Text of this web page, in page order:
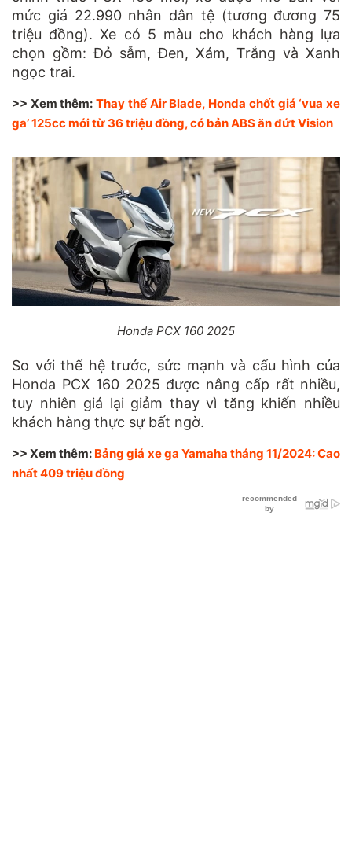
mức giá 22.990 nhân dân tệ (tương đương 75
triệu đồng). Xe có 5 màu cho khách hàng lựa
chọn gồm: Đỏ sẫm, Đen, Xám, Trắng và Xanh
ngọc trai.
>> Xem thêm:Thay thế Air Blade, Honda chốt giá ‘vua xe
ga’ 125cc mới từ 36 triệu đồng, có bản ABS ăn đứt Vision
Honda PCX 160 2025
So với thế hệ trước, sức mạnh và cấu hình của
Honda PCX 160 2025 được nâng cấp rất nhiều,
tuy nhiên giá lại giảm thay vì tăng khiến nhiều
khách hàng thực sự bất ngờ.
>> Xem thêm: Bảng giá xe ga Yamaha tháng 11/2024: Cao
nhất 409 triệu đồng